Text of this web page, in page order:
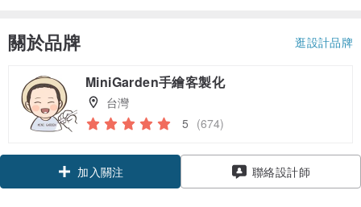
關於品牌 逛設計品牌
MiniGarden手繪客製化
台灣
5 (674)
加入關注 聯絡設計師